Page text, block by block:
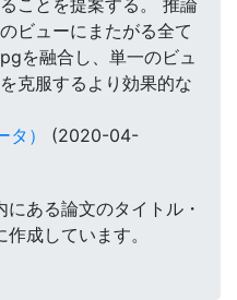
ことを提案する。 推論
ビューにまたがる全て
を融合し、単一のビュ
克服するより効果的な
）
(2020-04-
ある論文のタイトル・
成しています。